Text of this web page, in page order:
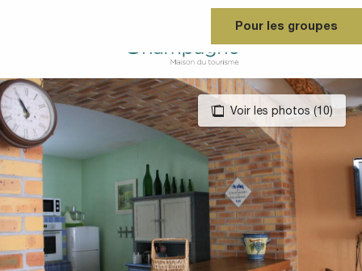
Pour les groupes
Voir les photos (10)